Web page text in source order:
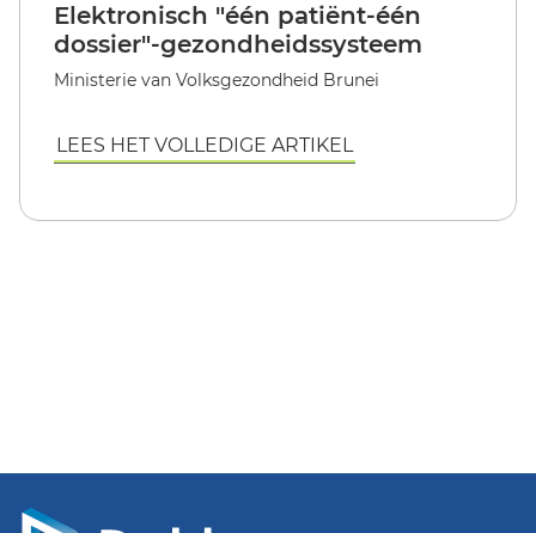
Elektronisch "één patiënt-één
dossier"-gezondheidssysteem
Ministerie van Volksgezondheid Brunei
LEES HET VOLLEDIGE ARTIKEL